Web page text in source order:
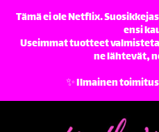
Tämä ei ole Netflix.
ensi
Useimmat tuotteet
ne lähtevät,
✨️ Ilmainen